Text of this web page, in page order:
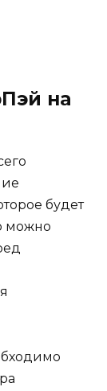
на
будет
можно